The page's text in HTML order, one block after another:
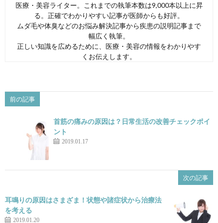
医療・美容ライター。これまでの執筆本数は9,000本以上に昇
る。正確でわかりやすい記事が医師からも好評。
ムダ毛や体臭などのお悩み解決記事から疾患の説明記事まで
幅広く執筆。
正しい知識を広めるために、医療・美容の情報をわかりやす
くお伝えします。
前の記事
首筋の痛みの原因は？日常生活の改善チェックポイ
ント
2019.01.17
次の記事
耳鳴りの原因はさまざま！状態や諸症状から治療法
を考える
2019.01.20